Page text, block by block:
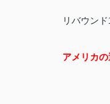
リバウンド
アメリカの